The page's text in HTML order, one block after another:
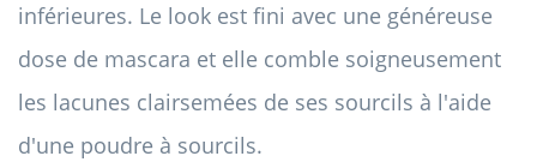
inférieures. Le look est fini avec une généreuse
dose de mascara et elle comble soigneusement
les lacunes clairsemées de ses sourcils à l'aide
d'une poudre à sourcils.